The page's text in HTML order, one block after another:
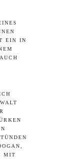
EIN IN
MIT